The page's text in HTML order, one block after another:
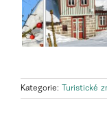
Kategorie: Turistické